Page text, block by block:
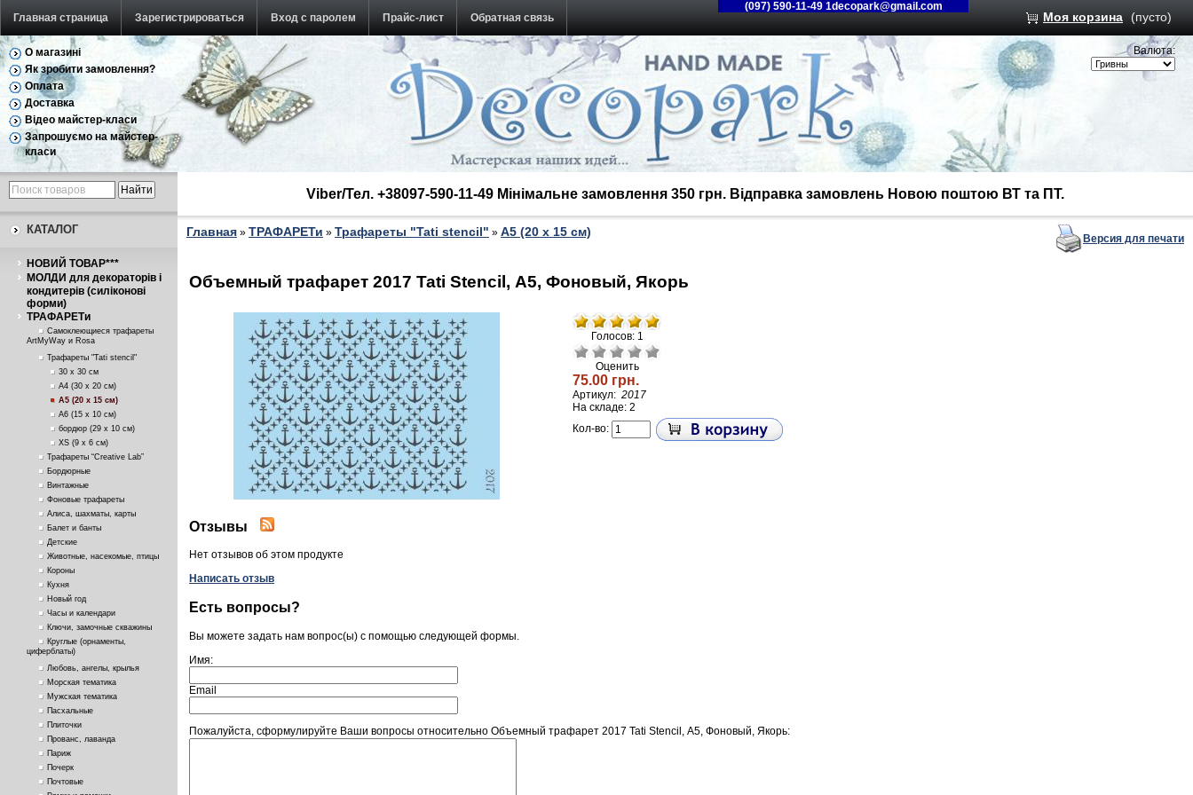
Главная страница Зарегистрироваться Вход с паролем Прайс-лист Обратная связь
(097) 590-11-49 1decopark@gmail.com
Моя корзина (пусто)
О магазині
Як зробити замовлення?
Оплата
Доставка
Відео майстер-класи
Запрошуємо на майстер-
класи
Валюта:
КАТАЛОГ
НОВИЙ ТОВАР***
МОЛДИ для декораторів і
кондитерів (силіконові
форми)
ТРАФАРЕТи
Самоклеющиеся трафареты
ArtMyWay и Rosa
Трафареты "Tati stencil"
30 х 30 см
А4 (30 х 20 см)
А5 (20 х 15 см)
А6 (15 х 10 см)
бордюр (29 х 10 см)
ХS (9 х 6 см)
Трафареты “Creative Lab”
Бордюрные
Винтажные
Фоновые трафареты
Алиса, шахматы, карты
Балет и банты
Детские
Животные, насекомые, птицы
Короны
Кухня
Новый год
Часы и календари
Ключи, замочные скважины
Круглые (орнаменты,
циферблаты)
Любовь, ангелы, крылья
Морская тематика
Мужская тематика
Пасхальные
Плиточки
Прованс, лаванда
Париж
Почерк
Почтовые
Viber/Тел. +38097-590-11-49 Мінімальне замовлення 350 грн. Відправка замовлень Новою поштою ВТ та ПТ.
Главная » ТРАФАРЕТи » Трафареты "Tati stencil" » А5 (20 х 15 см) Версия для печати
Объемный трафарет 2017 Tati Stencil, А5, Фоновый, Якорь
Голосов: 1
Оценить
75.00 грн.
Артикул: 2017
На складе: 2
Кол-во:
Отзывы
Нет отзывов об этом продукте
Написать отзыв
Есть вопросы?
Вы можете задать нам вопрос(ы) с помощью следующей формы.
Имя:
Email
Пожалуйста, сформулируйте Ваши вопросы относительно Объемный трафарет 2017 Tati Stencil, А5, Фоновый, Якорь: